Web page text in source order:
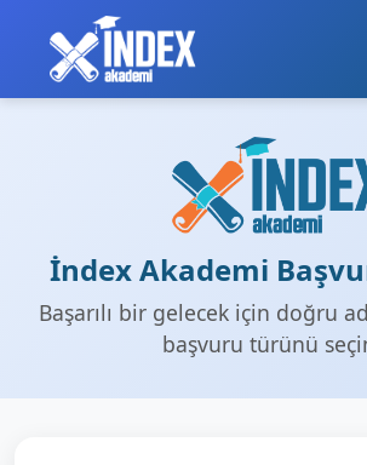
İndex Akademi
Başarılı bir gelecek için doğru
başvuru türünü